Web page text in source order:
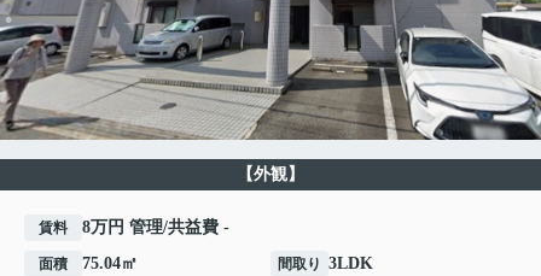
【外観】
賃料 8万円 管理/共益費 -
面積 75.04㎡ 間取り 3LDK